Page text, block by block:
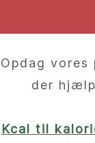
Opdag
der
Kcal til